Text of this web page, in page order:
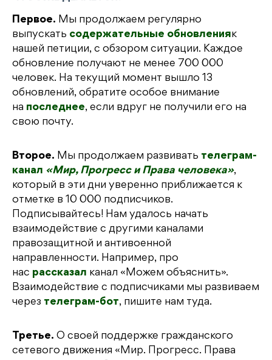
Первое. Мы продолжаем регулярно
выпускать содержательные обновленияк
нашей петиции, с обзором ситуации. Каждое
обновление получают не менее 700 000
человек. На текущий момент вышло 13
обновлений, обратите особое внимание
на последнее, если вдруг не получили его на
свою почту.
Второе. Мы продолжаем развивать телеграм-
канал «Мир, Прогресс и Права человека»,
который в эти дни уверенно приближается к
отметке в 10 000 подписчиков.
Подписывайтесь! Нам удалось начать
взаимодействие с другими каналами
правозащитной и антивоенной
направленности. Например, про
нас рассказал канал «Можем объяснить».
Взаимодействие с подписчиками мы развиваем
через телеграм-бот, пишите нам туда.
Третье. О своей поддержке гражданского
сетевого движения «Мир. Прогресс. Права